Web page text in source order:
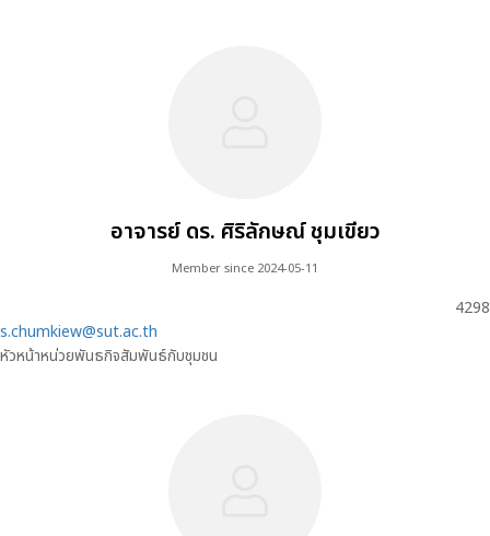
อาจารย์ ดร. ศิริลักษณ์ ชุมเขียว
Member since 2024-05-11
4298
s.chumkiew@sut.ac.th
หัวหน้าหน่วยพันธกิจสัมพันธ์กับชุมชน